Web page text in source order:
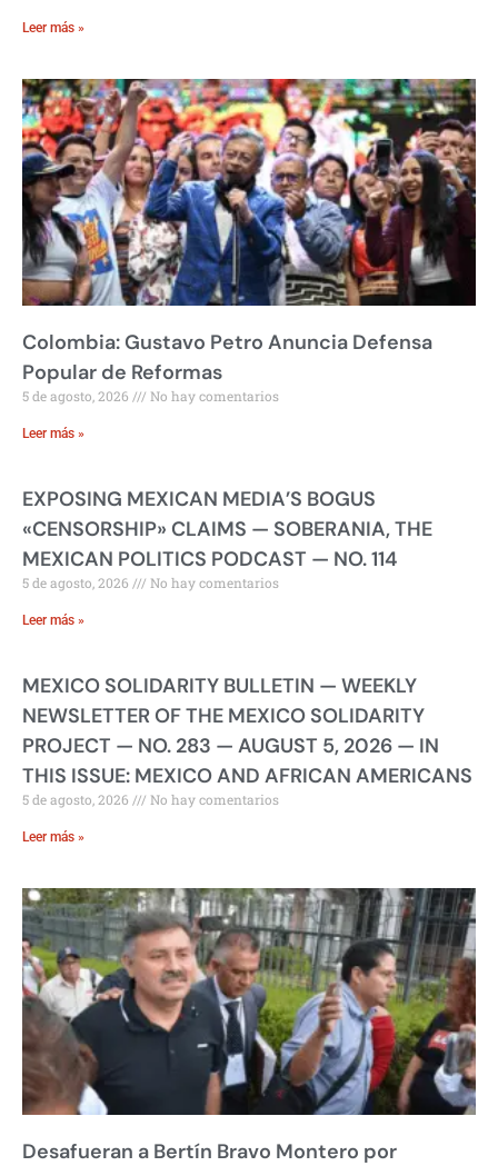
Leer más »
Colombia: Gustavo Petro Anuncia Defensa
Popular de Reformas
5 de agosto, 2026 No hay comentarios
Leer más »
EXPOSING MEXICAN MEDIA’S BOGUS
«CENSORSHIP» CLAIMS — SOBERANIA, THE
MEXICAN POLITICS PODCAST — NO. 114
5 de agosto, 2026 No hay comentarios
Leer más »
MEXICO SOLIDARITY BULLETIN — WEEKLY
NEWSLETTER OF THE MEXICO SOLIDARITY
PROJECT — NO. 283 — AUGUST 5, 2026 — IN
THIS ISSUE: MEXICO AND AFRICAN AMERICANS
5 de agosto, 2026 No hay comentarios
Leer más »
Desafueran a Bertín Bravo Montero por